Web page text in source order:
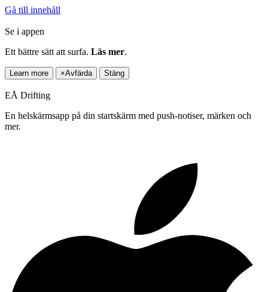
Gå till innehåll
Se i appen
Ett bättre sätt att surfa. Läs mer.
Learn more ×Avfärda Stäng
EÅ Drifting
En helskärmsapp på din startskärm med push-notiser, märken och
mer.